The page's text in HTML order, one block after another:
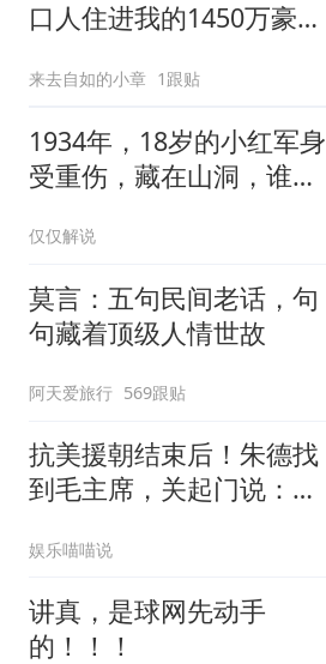
口人住进我的1450万豪
来去自如的小章 1跟贴
1934年，18岁的小红军身
受重伤，藏在山洞，谁料
仅仅解说
莫言：五句民间老话，句
句藏着顶级人情世故
阿天爱旅行 569跟贴
抗美援朝结束后！朱德找
到毛主席，关起门说：我
娱乐喵喵说
讲真，是球网先动手
的！！！